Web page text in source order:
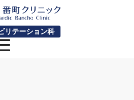
リテーション科